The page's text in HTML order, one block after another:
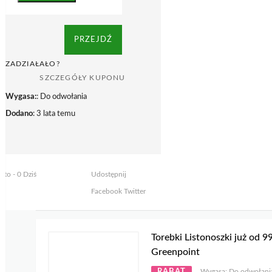
PRZEJDŹ
ZADZIAŁAŁO?
SZCZEGÓŁY KUPONU
Wygasa:: Do odwołania
Dodano: 3 lata temu
- 0 Dziś Udostępnij
FacebookTwitter
Torebki Listonoszki już od
Greenpoint